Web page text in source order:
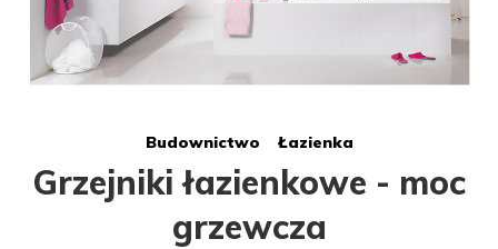
Budownictwo Łazienka
Grzejniki łazienkowe - moc
grzewcza